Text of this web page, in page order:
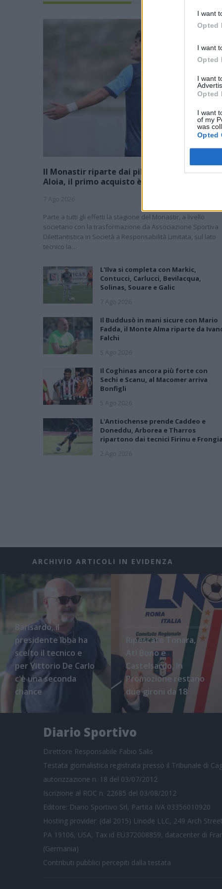
I want
Opted
I want
Opted
I want
Opted
I want
of my
was
Opted
Il Monastir riparte dai pilastri Masia, Pinna e
Aloia, il primo acquisto è Loru
7 Ago 2026
Parte a tutti gli effetti la stagione del Monastir, a livello
societario con la trasformazione da Associazione Sportiva
Dilettantistica in Società a Responsabilità Limitata, sul lato
tecnico la…
L'Ilva si completa con Markic,
Contucci, Carlucci, Bevilacqua,
Solinas, Souare e Galic
7 Ago 2026
Il Buddusò in mani sicure con Mario
Fadda, il Monte Alma riparte da
Falchi
5 Ago 2026
Il Coghinas ancora più forte con
Sechi e Scanu, al Macomer arriva
Bonfigli
5 Ago 2026
L'Antiochense prende Caddeo e
Doneddu, Arborea e Tharros
ripartono dai tecnici Firinu e Frongia
2 Ago 2026
ARCHIVIO ARTICOLI IN EVIDENZA
Barisardo, il
presidente Ibba ha
scelto il tecnico e
per Vittorio De Carlo
c'è una seconda
chance
Ripescate Tonara,
Atl Bono e
Castelsardo, in
Promozione restano
due gironi da 18
Diario Sportivo
Direttore Responsabile Fabio Salis
Testata giornalistica registrata presso il Tribunale di
autorizzazione n. 18 del 03/07/2012
Iscrizione al ROC n. 22685 del 03/08/2012
Editore: Diario Sportivo Srl, Partita IVA 03356010920
Hosting provider: (dal 2015) Linode LLC, 249 Arch
PA 19106, USA, Tax id EU372008859, datacenter di
(Germania)
Contributi pubblici percepiti dalla testata